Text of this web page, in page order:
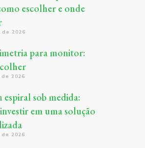
escolher e onde
2026
para monitor:
2026
espiral sob medida:
em uma solução
2026